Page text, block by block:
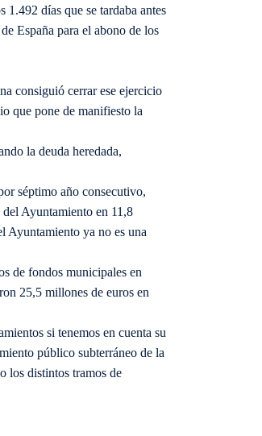
1.492 días que se tardaba antes
España para el abono de los
consiguió cerrar ese ejercicio
que pone de manifiesto la
la deuda heredada,
séptimo año consecutivo,
Ayuntamiento en 11,8
Ayuntamiento ya no es una
de fondos municipales en
25,5 millones de euros en
si tenemos en cuenta su
público subterráneo de la
los distintos tramos de